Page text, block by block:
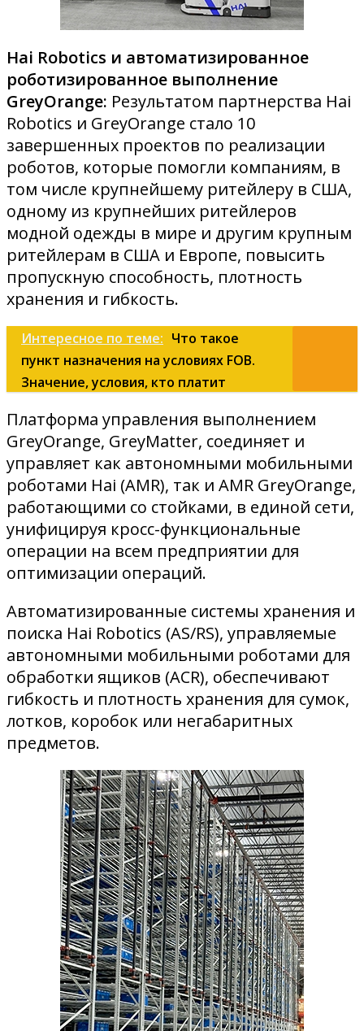
Hai Robotics и автоматизированное
роботизированное выполнение
GreyOrange: Результатом партнерства Hai
Robotics и GreyOrange стало 10
завершенных проектов по реализации
роботов, которые помогли компаниям, в
том числе крупнейшему ритейлеру в США,
одному из крупнейших ритейлеров
модной одежды в мире и другим крупным
ритейлерам в США и Европе, повысить
пропускную способность, плотность
хранения и гибкость.
Интересное по теме: Что такое
пункт назначения на условиях FOB.
Значение, условия, кто платит
Платформа управления выполнением
GreyOrange, GreyMatter, соединяет и
управляет как автономными мобильными
роботами Hai (AMR), так и AMR GreyOrange,
работающими со стойками, в единой сети,
унифицируя кросс-функциональные
операции на всем предприятии для
оптимизации операций.
Автоматизированные системы хранения и
поиска Hai Robotics (AS/RS), управляемые
автономными мобильными роботами для
обработки ящиков (ACR), обеспечивают
гибкость и плотность хранения для сумок,
лотков, коробок или негабаритных
предметов.